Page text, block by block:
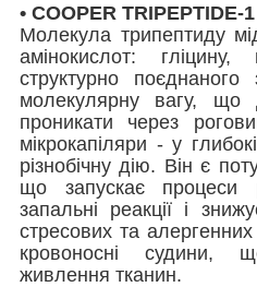
• COOPER TRIPEPTIDE-1
Молекула трипептиду
амінокислот: гліцину,
структурно
молекулярну вагу, що
проникати через
мікрокапіляри - у
різнобічну дію. Він є
що запускає процеси
запальні реакції і
стресових та
кровоносні судини,
живлення тканин.